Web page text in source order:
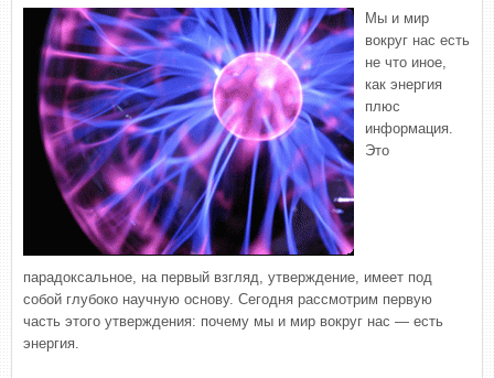
Мы и мир
вокруг нас есть
не что иное,
как энергия
плюс
информация.
Это
парадоксальное, на первый взгляд, утверждение, имеет под
собой глубоко научную основу. Сегодня рассмотрим первую
часть этого утверждения: почему мы и мир вокруг нас — есть
энергия.